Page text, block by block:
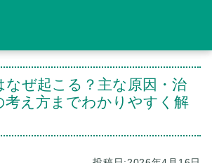
なぜ起こる？主な原因・治
考え方までわかりやすく解